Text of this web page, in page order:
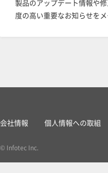
製品のアップデート情報や
度の高い重要なお知らせを
会社情報 個人情報への取組
© Infotec Inc.